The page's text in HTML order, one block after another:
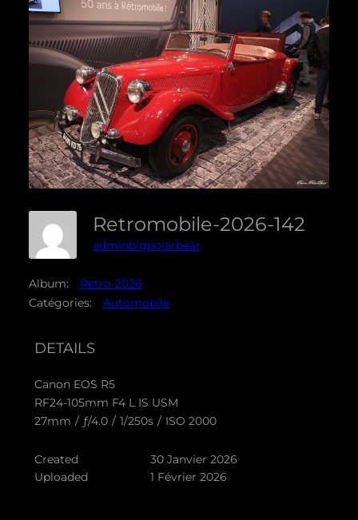
Retromobile-2026-142
adminbigpolarbear
Album:
Retro-2026
Catégories:
Automobile
DETAILS
Canon EOS R5
RF24-105mm F4 L IS USM
27mm / ƒ/4.0 / 1/250s / ISO 2000
Created
30 Janvier 2026
Uploaded
1 Février 2026